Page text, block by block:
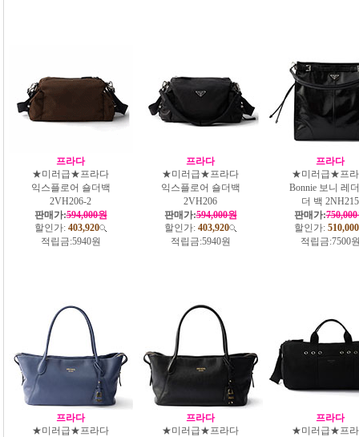
프라다
★미러급★프라다
익스플로어 숄더백
2VH206-2
판매가:594,000원
할인가: 403,920
적립금:5940원
프라다
★미러급★프라다
익스플로어 숄더백
2VH206
판매가:594,000원
할인가: 403,920
적립금:5940원
프라다
★미러급★프
Bonnie 보니 레
더 백 2NH215
판매가:
할인가: 510,000
적립금:7500
프라다
★미러급★프라다
프라다
★미러급★프라다
프라다
★미러급★프